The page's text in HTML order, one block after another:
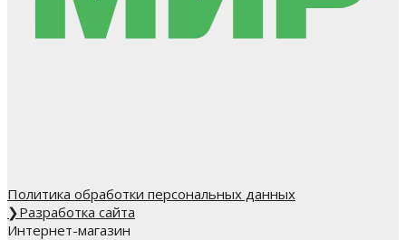
Политика обработки персональных данных
❯Разработка сайта
Интернет-магазин